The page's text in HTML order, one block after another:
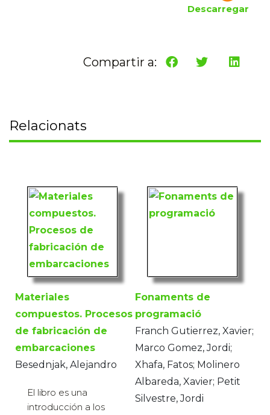
Descarregar
Compartir a:
Relacionats
Materiales
compuestos. Procesos
de fabricación de
embarcaciones
Besednjak, Alejandro
El libro es una
introducción a los
Fonaments de
programació
Franch Gutierrez, Xavier;
Marco Gomez, Jordi;
Xhafa, Fatos; Molinero
Albareda, Xavier; Petit
Silvestre, Jordi